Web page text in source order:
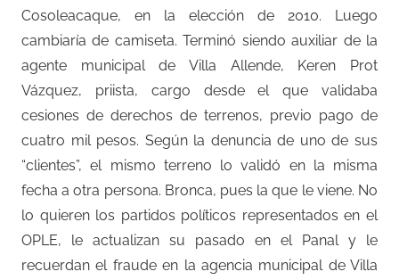
Cosoleacaque, en la elección de 2010. Luego
cambiaría de camiseta. Terminó siendo auxiliar de la
agente municipal de Villa Allende, Keren Prot
Vázquez, priista, cargo desde el que validaba
cesiones de derechos de terrenos, previo pago de
cuatro mil pesos. Según la denuncia de uno de sus
“clientes”, el mismo terreno lo validó en la misma
fecha a otra persona. Bronca, pues la que le viene. No
lo quieren los partidos políticos representados en el
OPLE, le actualizan su pasado en el Panal y le
recuerdan el fraude en la agencia municipal de Villa